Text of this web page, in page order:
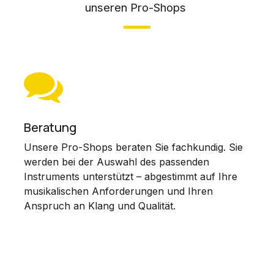
unseren Pro-Shops
Beratung
Unsere Pro-Shops beraten Sie fachkundig. Sie
werden bei der Auswahl des passenden
Instruments unterstützt – abgestimmt auf Ihre
musikalischen Anforderungen und Ihren
Anspruch an Klang und Qualität.